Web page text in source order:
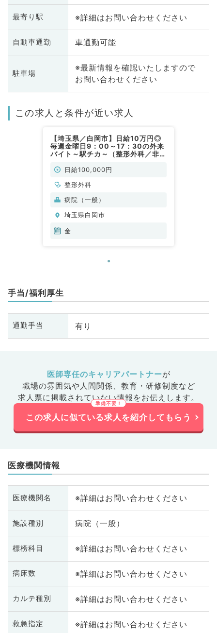
最寄り駅 ※詳細はお問い合わせください
自動車通勤 車通勤可能
駐車場
※最新情報を確認いたしますので
お問い合わせください
この求人と条件が近い求人
【埼玉県／白岡市】日給10万円◎
毎週金曜日9：00～17：30の外来
バイト～駅チカ～（整形外科／非常
日給100,000円
整形外科
病院（一般）
埼玉県白岡市
金
手当/福利厚生
通勤手当 有り
医師専任のキャリアパートナーが
職場の雰囲気や人間関係、 教育・研修制度など
求人票に掲載されていない情報をお伝えします。
この求人に似ている求人を紹介してもらう
医療機関情報
医療機関名 ※詳細はお問い合わせください
施設種別 病院（一般）
標榜科目 ※詳細はお問い合わせください
病床数 ※詳細はお問い合わせください
カルテ種別 ※詳細はお問い合わせください
救急指定 ※詳細はお問い合わせください